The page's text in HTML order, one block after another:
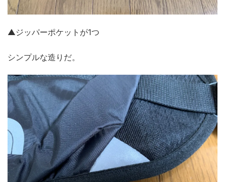
▲ジッパーポケットが1つ
シンプルな造りだ。